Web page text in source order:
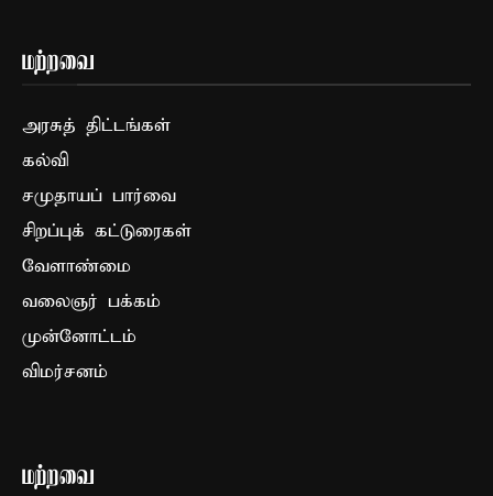
மற்றவை
அரசுத் திட்டங்கள்
கல்வி
சமுதாயப் பார்வை
சிறப்புக் கட்டுரைகள்
வேளாண்மை
வலைஞர் பக்கம்
முன்னோட்டம்
விமர்சனம்
மற்றவை